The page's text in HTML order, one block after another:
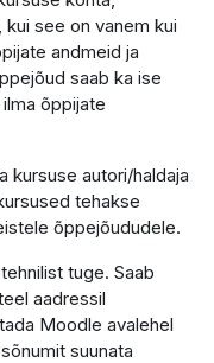
see on vanem kui
andmeid ja
saab ka ise
õppijate
kursuse autori/haldaja
tehakse
õppejõududele.
tuge. Saab
aadressil
Moodle avalehel
suunata